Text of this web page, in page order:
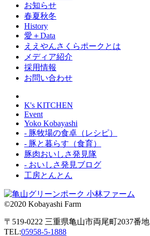
お知らせ
春夏秋冬
History
愛＋Data
ええやんさくらポークとは
メディア紹介
採用情報
お問い合わせ
K's KITCHEN
Event
Yoko Kobayashi
- 豚牧場の食卓（レシピ）
- 豚と暮らす（食育）
豚肉おいしさ発見隊
- おいしさ発見ブログ
工房とんとん
©2020 Kobayashi Farm
〒519-0222 三重県亀山市両尾町2037番地
TEL:05958-5-1888